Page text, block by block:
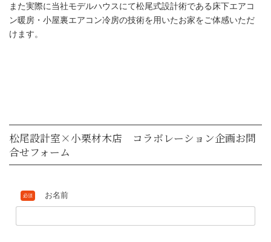
また実際に当社モデルハウスにて松尾式設計術である床下エアコ
ン暖房・小屋裏エアコン冷房の技術を用いたお家をご体感いただ
けます。